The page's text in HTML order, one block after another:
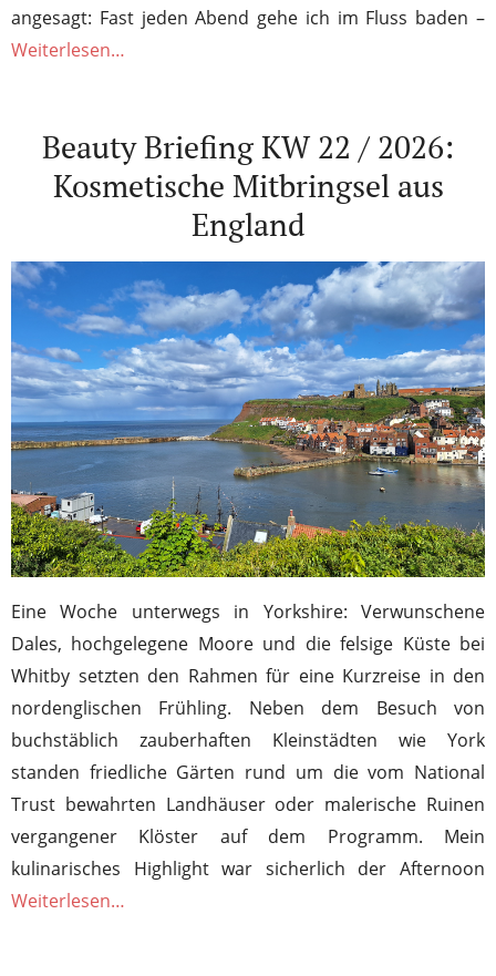
angesagt: Fast jeden Abend gehe ich im Fluss baden –
Weiterlesen…
Beauty Briefing KW 22 / 2026:
Kosmetische Mitbringsel aus
England
Eine Woche unterwegs in Yorkshire: Verwunschene
Dales, hochgelegene Moore und die felsige Küste bei
Whitby setzten den Rahmen für eine Kurzreise in den
nordenglischen Frühling. Neben dem Besuch von
buchstäblich zauberhaften Kleinstädten wie York
standen friedliche Gärten rund um die vom National
Trust bewahrten Landhäuser oder malerische Ruinen
vergangener Klöster auf dem Programm. Mein
kulinarisches Highlight war sicherlich der Afternoon
Weiterlesen…